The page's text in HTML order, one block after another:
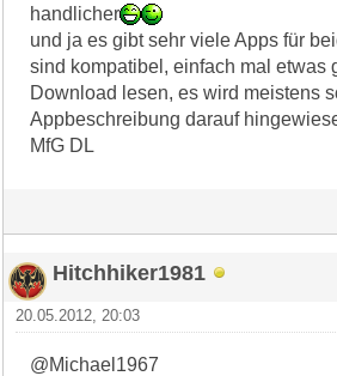
handlicher
und ja es gibt sehr viele Apps für
sind kompatibel, einfach mal etwas
Download lesen, es wird meistens
Appbeschreibung darauf
MfG DL
Hitchhiker1981
20.05.2012, 20:03
@Michael1967